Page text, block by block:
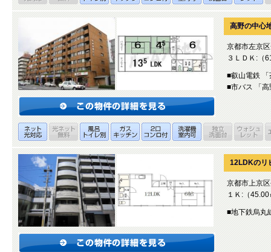
高野の中心
京都市左京
３ＬＤＫ:（
■叡山電鉄
■市バス 「
12LDKのリ
京都市上京
１Ｋ:（45.00
■地下鉄烏丸